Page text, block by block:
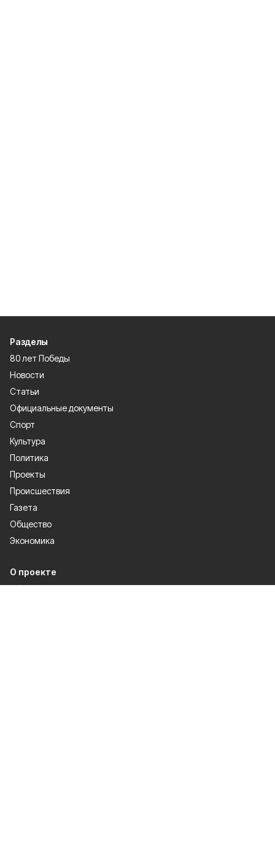
Разделы
80 лет Победы
Новости
Статьи
Официальные документы
Спорт
Культура
Политика
Проекты
Происшествия
Газета
Общество
Экономика
О проекте
Об издании